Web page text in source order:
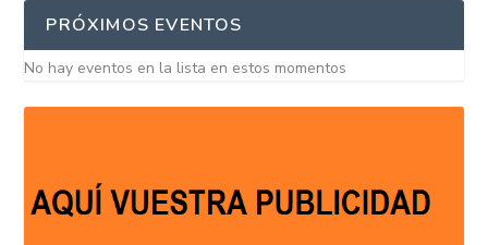
PRÓXIMOS EVENTOS
No hay eventos en la lista en estos momentos